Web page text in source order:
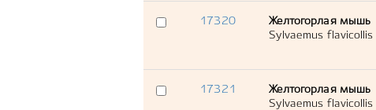
17320
Желтогорлая мышь
Sylvaemus flavicollis
17321
Желтогорлая мышь
Sylvaemus flavicollis